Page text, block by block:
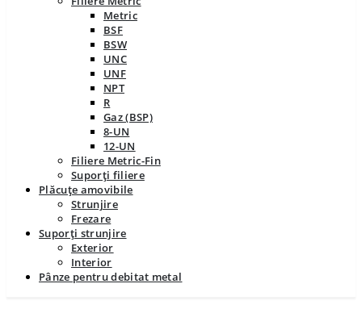
Metric
BSF
BSW
UNC
UNF
NPT
R
Gaz (BSP)
8-UN
12-UN
Filiere Metric-Fin
Suporți filiere
Plăcuțe amovibile
Strunjire
Frezare
Suporți strunjire
Exterior
Interior
Pânze pentru debitat metal